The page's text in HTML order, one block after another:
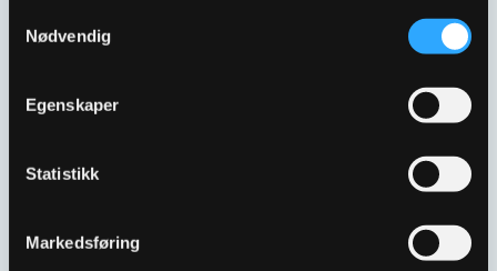
Nødvendig
Egenskaper
Statistikk
Markedsføring
STOPP
VARSELINDIKATOR